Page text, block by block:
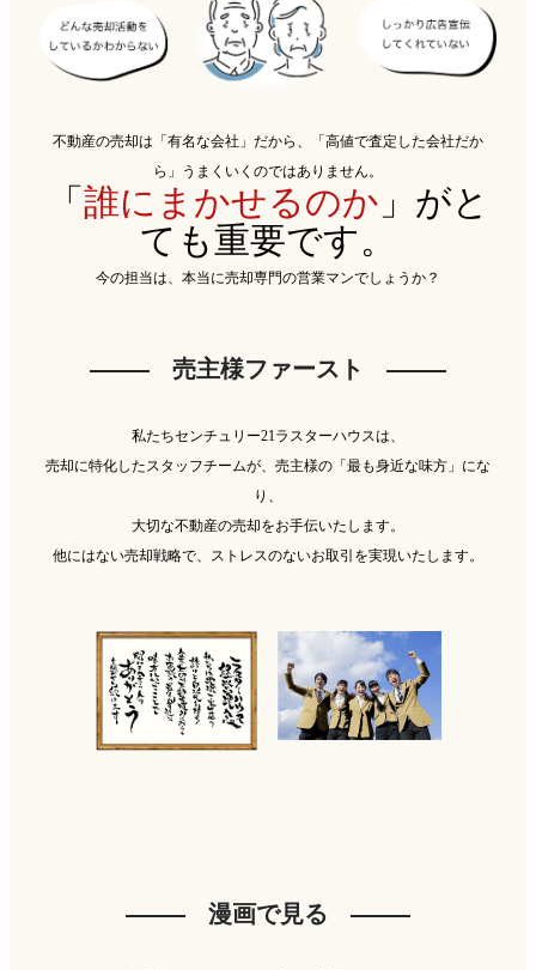
不動産の売却は「有名な会社」だから、「高値で査定した会社だか
ら」うまくいくのではありません。
「 誰にまかせるのか 」がと
ても重要です。
今の担当は、本当に売却専門の営業マンでしょうか？
売主様ファースト
私たちセンチュリー21ラスターハウスは、
売却に特化したスタッフチームが、売主様の「最も身近な味方」にな
り、
大切な不動産の売却をお手伝いたします。
他にはない売却戦略で、ストレスのないお取引を実現いたします。
漫画で見る